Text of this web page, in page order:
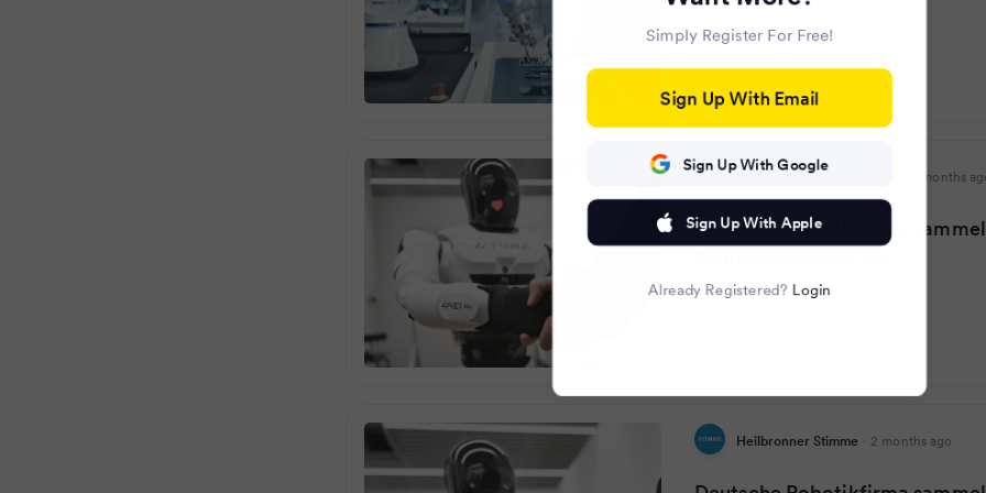
Zeitungsverlag Waiblingen 2 months
Deutsche Robotikfirma
Heilbronner Stimme · 2 months ago
Simply Register For Free!
Sign Up With Email
Sign Up With Google
Sign Up With Apple
Already Registered? Login